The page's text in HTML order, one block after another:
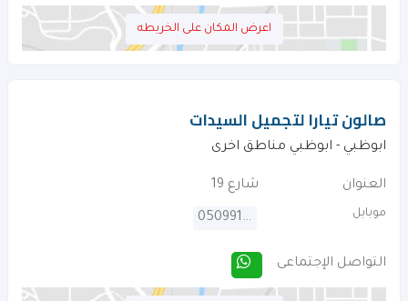
اعرض المكان على الخريطه
صالون تيارا لتجميل السيدات
ابوظبي - ابوظبي مناطق اخرى
العنوان شارع 19
موبايل 0509918810
التواصل الإجتماعى